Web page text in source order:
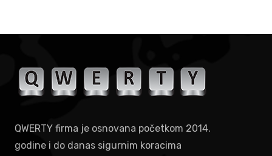
QWERTY firma je osnovana početkom 2014.
godine i do danas sigurnim koracima